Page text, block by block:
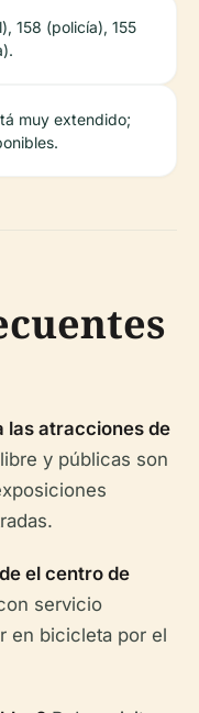
158 (policía), 155
muy extendido;
las atracciones de
y públicas son
el centro de
servicio
en bicicleta por el